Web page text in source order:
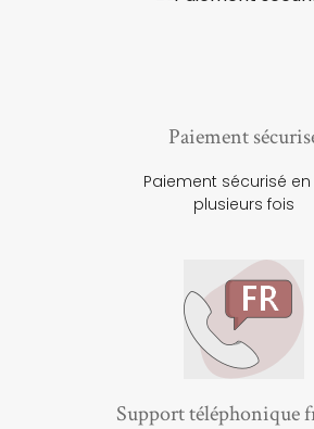
Paiement
Paiement sécurisé en
plusieurs fois
Support téléphonique